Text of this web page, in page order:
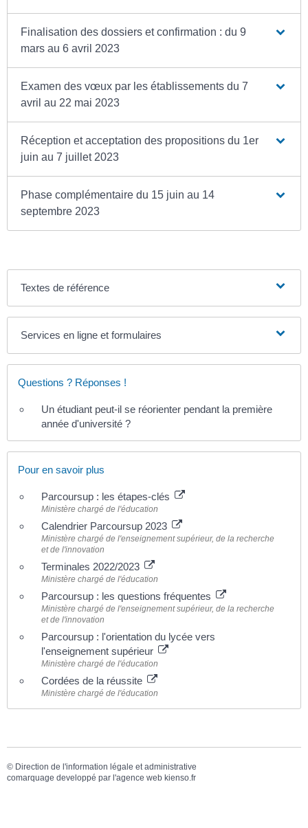
Finalisation des dossiers et confirmation : du 9
mars au 6 avril 2023
Examen des vœux par les établissements du 7
avril au 22 mai 2023
Réception et acceptation des propositions du 1er
juin au 7 juillet 2023
Phase complémentaire du 15 juin au 14
septembre 2023
Textes de référence
Services en ligne et formulaires
Questions ? Réponses !
Un étudiant peut-il se réorienter pendant la première
année d'université ?
Pour en savoir plus
Parcoursup : les étapes-clés
Ministère chargé de l'éducation
Calendrier Parcoursup 2023
Ministère chargé de l'enseignement supérieur, de la recherche
et de l'innovation
Terminales 2022/2023
Ministère chargé de l'éducation
Parcoursup : les questions fréquentes
Ministère chargé de l'enseignement supérieur, de la recherche
et de l'innovation
Parcoursup : l'orientation du lycée vers
l'enseignement supérieur
Ministère chargé de l'éducation
Cordées de la réussite
Ministère chargé de l'éducation
© Direction de l'information légale et administrative
comarquage developpé par l'agence web kienso.fr